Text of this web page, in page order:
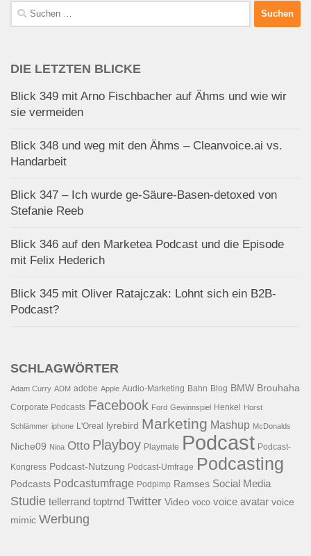
Suchen
nach:
DIE LETZTEN BLICKE
Blick 349 mit Arno Fischbacher auf Ähms und wie wir
sie vermeiden
Blick 348 und weg mit den Ähms – Cleanvoice.ai vs.
Handarbeit
Blick 347 – Ich wurde ge-Säure-Basen-detoxed von
Stefanie Reeb
Blick 346 auf den Marketea Podcast und die Episode
mit Felix Hederich
Blick 345 mit Oliver Ratajczak: Lohnt sich ein B2B-
Podcast?
SCHLAGWÖRTER
Adam Curry ADM adobe Apple Audio-Marketing Bahn Blog BMW Brouhaha
Corporate Podcasts Facebook Ford Gewinnspiel Henkel Horst
Schlämmer iphone L'Oreal lyrebird Marketing Mashup McDonalds
Niche09 Nina Otto Playboy Playmate Podcast Podcast-
Kongress Podcast-Nutzung Podcast-Umfrage Podcasting
Podcasts Podcastumfrage Podpimp Ramses Social Media
Studie tellerrand toptrnd Twitter Video voco voice avatar voice
mimic Werbung